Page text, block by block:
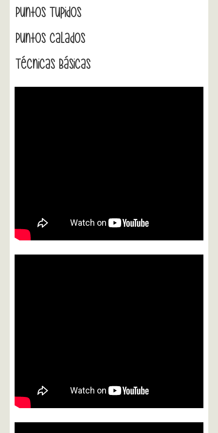
Puntos Tupidos
Puntos Calados
Técnicas Básicas